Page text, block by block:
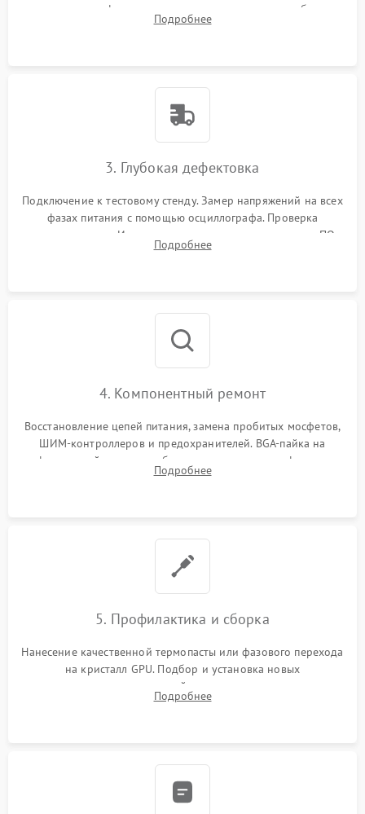
кристалла графического чипа и термопрокладок с банок
памяти и зоны VRM. Очистка платы от пыли и окислов.
Подробнее
3. Глубокая дефектовка
Подключение к тестовому стенду. Замер напряжений на всех
фазах питания с помощью осциллографа. Проверка
инициализации. Использование специализированного ПО
MATS
Подробнее
4. Компонентный ремонт
Восстановление цепей питания, замена пробитых мосфетов,
ШИМ-контроллеров и предохранителей. BGA-пайка на
инфракрасной станции реболлинг или замена графического
чипа и дефектной памяти GDDR. Прошивка BIOS
Подробнее
5. Профилактика и сборка
Нанесение качественной термопасты или фазового перехода
на кристалл GPU. Подбор и установка новых
термопрокладок правильной толщины на память и цепи
питания. Монтаж радиатора и бэкплейта, подключение и
Подробнее